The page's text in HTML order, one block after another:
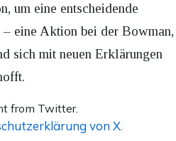
um eine entscheidende
eine Aktion bei der Bowman,
sich mit neuen Erklärungen
from Twitter.
von X.